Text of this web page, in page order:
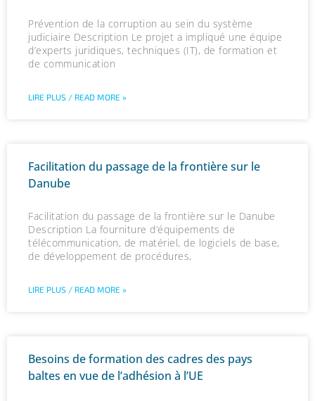
Prévention de la corruption au sein du système
judiciaire Description Le projet a impliqué une équipe
d’experts juridiques, techniques (IT), de formation et
de communication
LIRE PLUS / READ MORE »
Facilitation du passage de la frontière sur le
Danube
Facilitation du passage de la frontière sur le Danube
Description La fourniture d’équipements de
télécommunication, de matériel, de logiciels de base,
de développement de procédures,
LIRE PLUS / READ MORE »
Besoins de formation des cadres des pays
baltes en vue de l’adhésion à l’UE